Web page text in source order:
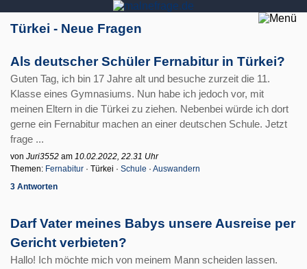
Türkei - Neue Fragen
Als deutscher Schüler Fernabitur in Türkei?
Guten Tag, ich bin 17 Jahre alt und besuche zurzeit die 11.
Klasse eines Gymnasiums. Nun habe ich jedoch vor, mit
meinen Eltern in die Türkei zu ziehen. Nebenbei würde ich dort
gerne ein Fernabitur machen an einer deutschen Schule. Jetzt
frage ...
von Juri3552 am 10.02.2022, 22.31 Uhr
Themen: Fernabitur · Türkei · Schule · Auswandern
3 Antworten
Darf Vater meines Babys unsere Ausreise per
Gericht verbieten?
Hallo! Ich möchte mich von meinem Mann scheiden lassen.